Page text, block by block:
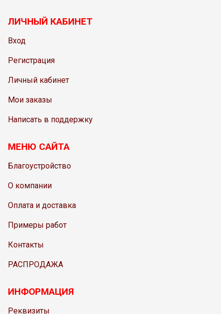
ЛИЧНЫЙ КАБИНЕТ
Вход
Регистрация
Личный кабинет
Мои заказы
Написать в поддержку
МЕНЮ САЙТА
Благоустройство
О компании
Оплата и доставка
Примеры работ
Контакты
РАСПРОДАЖА
ИНФОРМАЦИЯ
Реквизиты